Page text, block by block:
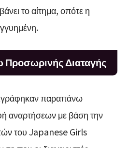
το αίτημα, οπότε η
Διαταγής
παραπάνω
αναρτήσεων με βάση την
του Japanese Girls